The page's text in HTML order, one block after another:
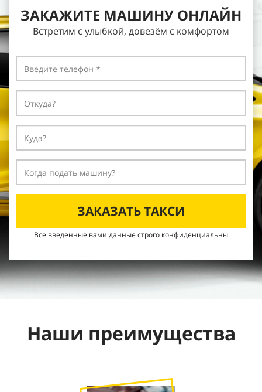
ЗАКАЖИТЕ МАШИНУ ОНЛАЙН
Встретим с улыбкой, довезём с комфортом
ЗАКАЗАТЬ ТАКСИ
Все введенные вами данные строго конфиденциальны
Наши преимущества